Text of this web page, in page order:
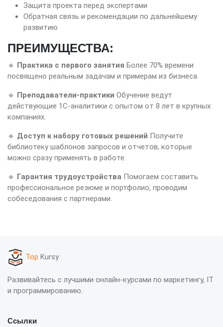
Защита проекта перед экспертами
Обратная связь и рекомендации по дальнейшему
развитию
ПРЕИМУЩЕСТВА:
🔹 Практика с первого занятия Более 70% времени
посвящено реальным задачам и примерам из бизнеса.
🔹 Преподаватели-практики Обучение ведут
действующие 1С-аналитики с опытом от 8 лет в крупных
компаниях.
🔹 Доступ к набору готовых решений Получите
библиотеку шаблонов запросов и отчетов, которые
можно сразу применять в работе.
🔹 Гарантия трудоустройства Помогаем составить
профессиональное резюме и портфолио, проводим
собеседования с партнерами.
Top Kursy
Развивайтесь с лучшими онлайн-курсами по маркетингу, IT
и программированию.
Ссылки